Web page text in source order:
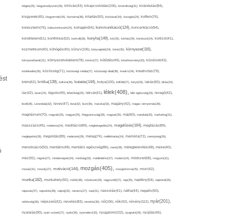
kiégés(25), kiegyensúlyozott(26), kihívás(43), kikapcsolódás(106), kimerültség(31), kirándulás(84),
kisgyerek(45), kisgyermek(34), kismama(38), kitartás(50), kockázat(34), kocogás(24), koffein(76),
koleszterin(76), koleszterinszint(24), kollagén(54), kommunikáció(124), koncentráció(94),
konditerem(51), konfliktus(52), kontroll(28), konyha(149), kór(25), kórház(29), kórokozó(24), kortizol(41),
kozmetikum(40), köhögés(40), könyv(106), könyvajánló(24), köret(30), környezet(116),
környezetbarát(31), környezetvédelem(78), köröm(27), kötődés(49), következmény(33), közérzet(43),
közlekedés(26), közösség(71), közösségi média(27), közösségi oldal(38), kreatív(34), kreativitás(79),
krém(62), kritika(139), kultúra(36), kutatás(144), kutya(100), külföld(27), kütyü(33), lakás(65), látás(34),
láz(42), lazac(24), légzés(49), lehetőség(25), lekvár(41), lélek(408), lelki egészség(33), levegő(42),
levél(28), Levendula(32), leves(47), lista(32), liszt(36), macska(33), magány(42), magas vérnyomás(28),
magnézium(70), magvak(25), magyar(25), Magyarország(28), magzat(25), máj(60), mandula(33), marketing(31),
masszázs(45), medence(24), meditáció(89), megbetegedés(24), megelőzés(164), megfázás(89),
meglepetés(28), megoldás(89), melatonin(29), meleg(74), mellékhatás(24), memória(72), mennyiség(26),
menstruáció(50), mentális(48), mentális egészség(86), menü(28), méregtelenítés(48), mese(40),
méz(92), migrén(27), mindennapok(34), minőség(33), mobiltelefon(27), modern(24), módszer(68), mogyoró(31),
mosás(31), mosoly(27), motiváció(144), mozgás(405), mozgásforma(25), mozi(42),
munka(182), munkahely(92), műtét(38), művészet(29), nagyszülő(27), nap(35), napfény(54), napirend(35),
napozás(37), napsütés(38), naptej(32), narancs(27), nasi(31), nassolás(41), nátha(44), negatív(50),
nehézség(36), népszerű(42), nevelés(83), nevetés(30), nő(106), nők(42), növény(112), nyár(201),
nyaralás(90), nyári szünet(27), nyelv(26), nyomelem(33), nyugalom(102), nyugtató(29), nyújtás(45),